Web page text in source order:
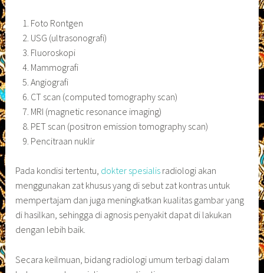
Foto Rontgen
USG (ultrasonografi)
Fluoroskopi
Mammografi
Angiografi
CT scan (computed tomography scan)
MRI (magnetic resonance imaging)
PET scan (positron emission tomography scan)
Pencitraan nuklir
Pada kondisi tertentu, dokter spesialis radiologi akan
menggunakan zat khusus yang di sebut zat kontras untuk
mempertajam dan juga meningkatkan kualitas gambar yang
di hasilkan, sehingga di agnosis penyakit dapat di lakukan
dengan lebih baik.
Secara keilmuan, bidang radiologi umum terbagi dalam